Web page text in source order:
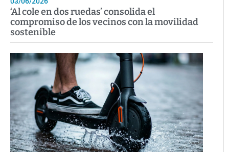
‘Al cole en dos ruedas’ consolida el
compromiso de los vecinos con la movilidad
sostenible